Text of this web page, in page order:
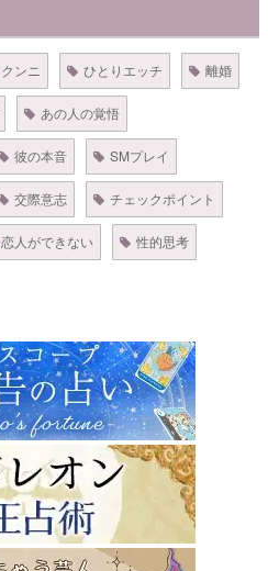
クンニ ひとりエッチ 離婚
あの人の覚悟
彼の本音 SMプレイ
交際意志 チェックポイント
恋人ができない 性的思考